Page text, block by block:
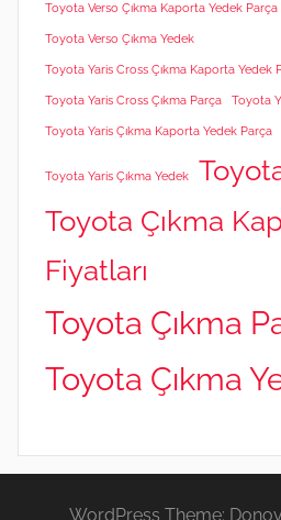
Toyota Verso Çıkma Kaporta Yedek Parça
Toyota Verso Çıkma Yedek
Toyota Yaris Cross Çıkma Kaporta Yedek
Toyota Yaris Cross Çıkma Parça Toyota
Toyota Yaris Çıkma Kaporta Yedek Parça
Toyota Yaris Çıkma Yedek
Toyota Çıkma
Fiyatları
Toyota Çıkma
Toyota Çıkma
WordPress Theme: